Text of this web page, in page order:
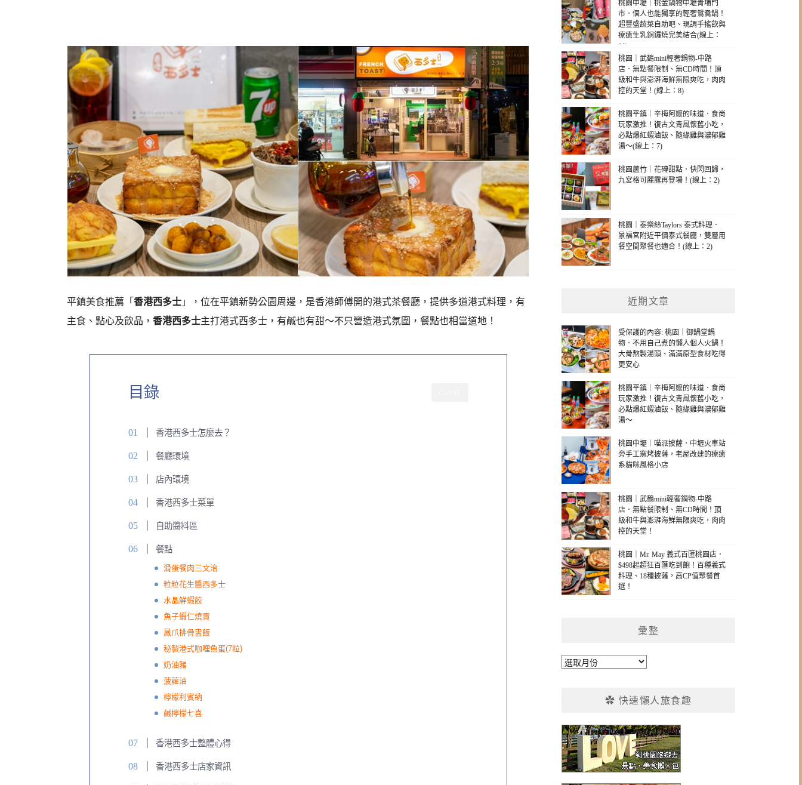
平鎮美食推薦「 香港西多士 」，位在平鎮新勢公園周邊， 是香港師傅開的港式茶餐廳， 提供多道港式料理，有
主食、點心及飲品， 香港西多士主打港式西多士，有鹹也有甜～不只營造港式氛圍，餐點也相當道地！
目錄
香港西多士怎麼去？
餐廳環境
店內環境
香港西多士菜單
自助醬料區
餐點
滑蛋餐肉三文治
粒粒花生醬西多士
水晶鮮蝦餃
魚子蝦仁燒賣
鳳爪排骨盅飯
秘製港式咖哩魚蛋(7粒)
奶油豬
菠蘿油
檸檬利賓納
鹹檸檬七喜
香港西多士整體心得
香港西多士店家資訊
桃園中壢｜桃金鍋物中壢青埔門
市．個人也能獨享的輕奢鴛鴦鍋！
超豐盛蔬菜自助吧、現調手搖飲與
療癒生乳銅鑼燒完美結合(線上：
11)
桃園｜武鶴mini輕奢鍋物-中路
店．無點餐限制、無CD時間！頂
級和牛與澎湃海鮮無限爽吃，肉肉
控的天堂！(線上：8)
桃園平鎮｜辛梅阿嬤的味道．食尚
玩家激推！復古文青風懷舊小吃，
必點爆紅蝦滷飯、隨緣雞與濃郁雞
湯～(線上：7)
桃園蘆竹｜花磚甜點．快閃回歸，
九宮格可麗露再登場！(線上：2)
桃園｜泰樂絲Taylors 泰式料理．
景福宮附近平價泰式餐廳，雙層用
餐空間聚餐也適合！(線上：2)
近期文章
受保護的內容: 桃園｜御鍋堂鍋
物．不用自己煮的懶人個人火鍋！
大骨熬製湯頭、滿滿原型食材吃得
更安心
桃園平鎮｜辛梅阿嬤的味道．食尚
玩家激推！復古文青風懷舊小吃，
必點爆紅蝦滷飯、隨緣雞與濃郁雞
湯～
桃園中壢｜喵派披薩．中壢火車站
旁手工窯烤披薩，老屋改建的療癒
系貓咪風格小店
桃園｜武鶴mini輕奢鍋物-中路
店．無點餐限制、無CD時間！頂
級和牛與澎湃海鮮無限爽吃，肉肉
控的天堂！
桃園｜Mr. May 義式百匯桃園店．
$498起超狂百匯吃到飽！百種義式
料理、18種披薩，高CP值聚餐首
選！
彙整
彙
✿ 快速懶人旅食趣